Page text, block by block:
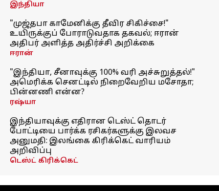
இந்தியா
"முஜ்தபா காமேனிக்கு தீவிர சிகிச்சை!"
உயிருக்குப் போராடுவதாக தகவல்; ஈரான்
அதிபர் அளித்த அதிர்ச்சி அறிக்கை
ஈரான்
"இந்தியா, சீனாவுக்கு 100% வரி அச்சுறுத்தல்!"
அமெரிக்க செனட்டில் நிறைவேறிய மசோதா;
பின்னணி என்ன?
ரஷ்யா
இந்தியாவுக்கு எதிரான டெஸ்ட் தொடர்
போட்டியை பார்க்க ரசிகர்களுக்கு இலவச
அனுமதி: இலங்கை கிரிக்கெட் வாரியம்
அறிவிப்பு
டெஸ்ட் கிரிக்கெட்